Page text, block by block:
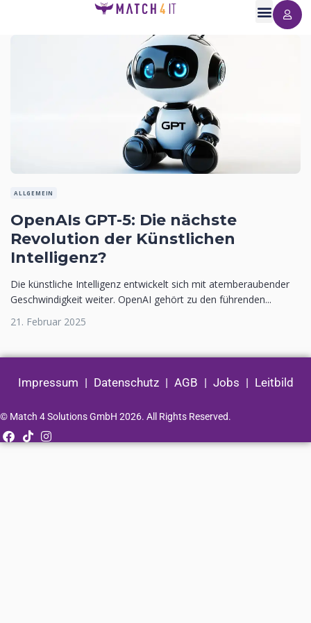
ALLGEMEIN
OpenAIs GPT-5: Die nächste
Revolution der Künstlichen
Intelligenz?
Die künstliche Intelligenz entwickelt sich mit atemberaubender
Geschwindigkeit weiter. OpenAI gehört zu den führenden...
21. Februar 2025
Impressum | Datenschutz| AGB | Jobs | Leitbild
© Match 4 Solutions GmbH 2026. All Rights Reserved.